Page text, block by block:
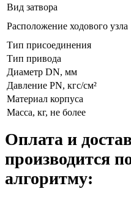
Вид затвора
Расположение ходового узла
Тип присоединения
Тип привода
Диаметр DN, мм
Давление PN, кгс/см²
Материал корпуса
Масса, кг, не более
Оплата и
производится
алгоритму: